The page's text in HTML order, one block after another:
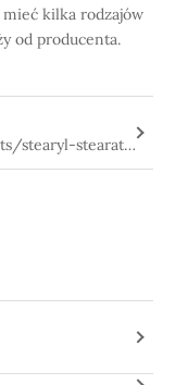
kilka rodzajów
od producenta.
stearyl-stearate-